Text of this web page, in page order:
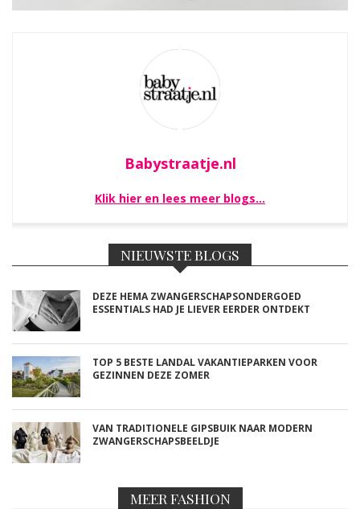
Babystraatje.nl
Klik hier en lees meer blogs…
NIEUWSTE BLOGS
DEZE HEMA ZWANGERSCHAPSONDERGOED
ESSENTIALS HAD JE LIEVER EERDER ONTDEKT
TOP 5 BESTE LANDAL VAKANTIEPARKEN VOOR
GEZINNEN DEZE ZOMER
VAN TRADITIONELE GIPSBUIK NAAR MODERN
ZWANGERSCHAPSBEELDJE
MEER FASHION